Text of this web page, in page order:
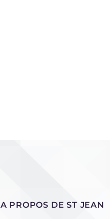
A PROPOS DE ST JEAN